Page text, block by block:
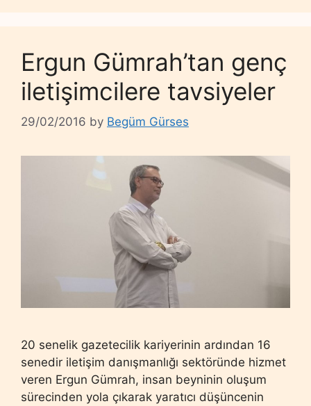
Ergun Gümrah’tan genç
iletişimcilere tavsiyeler
29/02/2016 by Begüm Gürses
20 senelik gazetecilik kariyerinin ardından 16
senedir iletişim danışmanlığı sektöründe hizmet
veren Ergun Gümrah, insan beyninin oluşum
sürecinden yola çıkarak yaratıcı düşüncenin